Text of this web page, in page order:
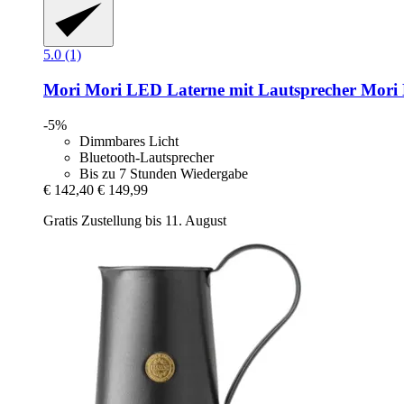
5.0 (1)
Mori Mori LED Laterne mit Lautsprecher Mori
-5%
Dimmbares Licht
Bluetooth-Lautsprecher
Bis zu 7 Stunden Wiedergabe
€ 142,40 € 149,99
Gratis Zustellung bis 11. August